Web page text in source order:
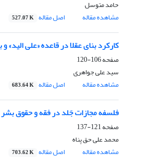
حامد متوسل
مشاهده مقاله
اصل مقاله 527.07 K
کارکرد بنای عقلا در قاعده «علی
صفحه106-120
سید علی جواهری
مشاهده مقاله
اصل مقاله 683.64 K
فلسفه مجازات جَلد در فقه و حقوق بشر
صفحه121-137
محمد علی حق پناه
مشاهده مقاله
اصل مقاله 703.62 K